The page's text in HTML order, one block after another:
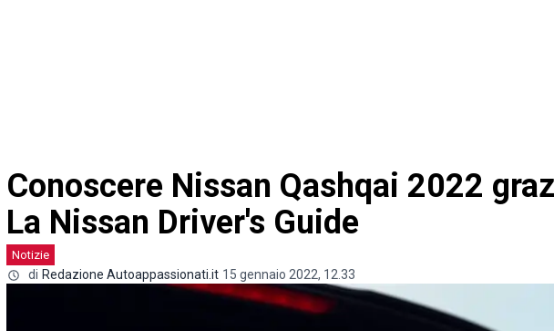
Conoscere Nissan Qashqai 2022
La Nissan Driver's Guide
Notizie
di Redazione Autoappassionati.it 15 gennaio 2022, 12.33